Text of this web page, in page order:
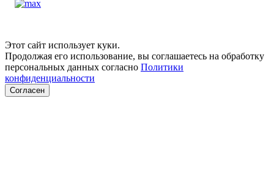
Этот сайт использует куки.
Продолжая его использование, вы соглашаетесь на обработку
персональных данных согласно Политики
конфиденциальности
Согласен